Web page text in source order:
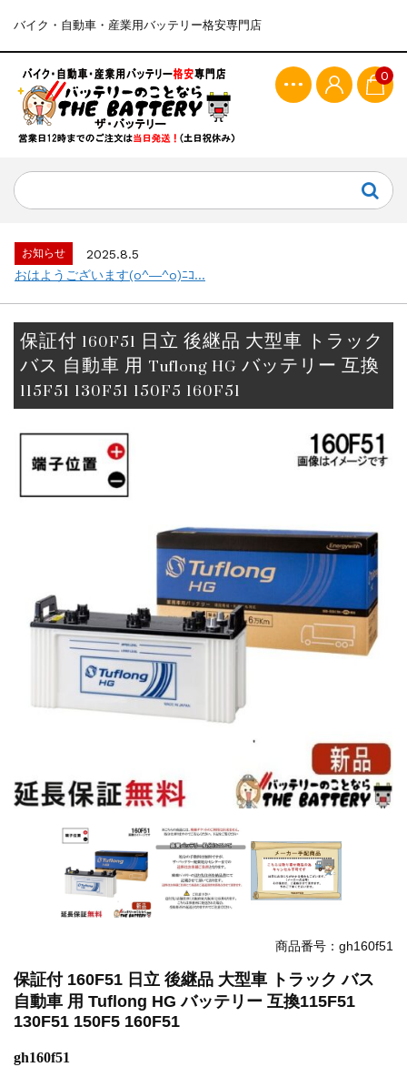
バイク・自動車・産業用バッテリー格安専門店
0
お知らせ
2025.8.5
おはようございます(o^―^o)ﾆｺ...
保証付 160F51 日立 後継品 大型車 トラック
バス 自動車 用 Tuflong HG バッテリー 互換
115F51 130F51 150F5 160F51
商品番号：gh160f51
保証付 160F51 日立 後継品 大型車 トラック バス
自動車 用 Tuflong HG バッテリー 互換115F51
130F51 150F5 160F51
gh160f51